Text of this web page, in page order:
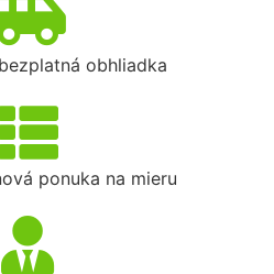
obhliadka
ponuka na mieru